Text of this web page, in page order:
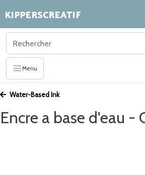
KIPPERSCREATIF
Menu
Water-Based Ink
Encre a base d'eau -